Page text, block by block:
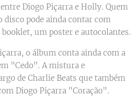
Diogo Piçarra e Holly. Quem
disco pode ainda contar com
um poster e autocolantes.
o álbum conta ainda com a
"Cedo". A mistura e
de Charlie Beats que também
Diogo Piçarra "Coração".